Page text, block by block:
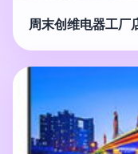
周末创维电器工厂